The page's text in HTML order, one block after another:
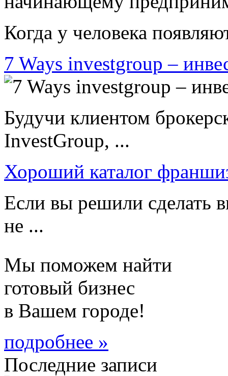
Когда у человека
7 Ways investgroup –
Будучи клиентом
InvestGroup, ...
Хороший каталог
Если вы решили сделать
не ...
Мы поможем найти
готовый бизнес
в Вашем городе!
подробнее »
Последние записи